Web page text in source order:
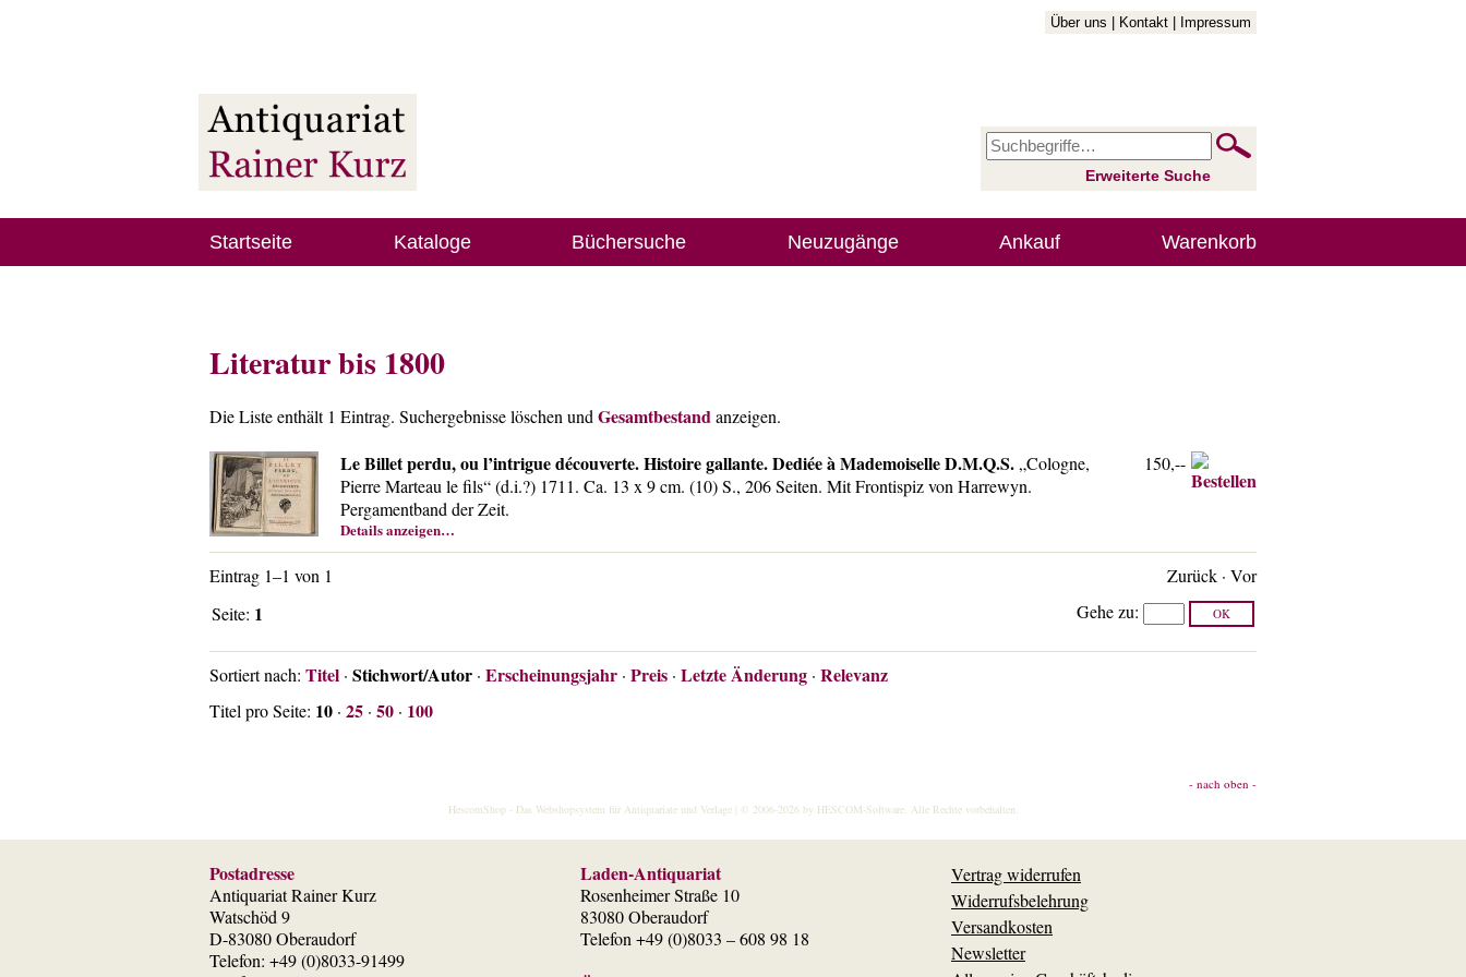
Über uns Kontakt Impressum
Erweiterte Suche
Startseite Kataloge Büchersuche Neuzugänge Ankauf Warenkorb
Literatur bis 1800
Die Liste enthält 1 Eintrag. Suchergebnisse löschen und Gesamtbestandanzeigen.
Le Billet perdu, ou l’intrigue découverte. Histoire gallante. Dediée à Mademoiselle D.M.Q.S. „Cologne,
Pierre Marteau le fils“ (d.i.?) 1711. Ca. 13 x 9 cm. (10) S., 206 Seiten. Mit Frontispiz von Harrewyn.
Pergamentband der Zeit.
Details anzeigen…
150,--
Eintrag 1–1 von 1 Zurück · Vor
Seite: 1 Gehe zu:
Sortiert nach: Titel · Stichwort/Autor · Erscheinungsjahr · Preis · Letzte Änderung · Relevanz
Titel pro Seite: 10 · 25 · 50 · 100
- nach oben -
HescomShop- Das Webshopsystem für Antiquariate und Verlage | © 2006-2026 by HESCOM-Software. Alle Rechte vorbehalten.
Postadresse
Antiquariat Rainer Kurz
Watschöd 9
D-83080 Oberaudorf
Telefon: +49 (0)8033-91499
Laden-Antiquariat
Rosenheimer Straße 10
83080 Oberaudorf
Telefon +49 (0)8033 – 608 98 18
Vertrag widerrufen
Widerrufsbelehrung
Versandkosten
Newsletter